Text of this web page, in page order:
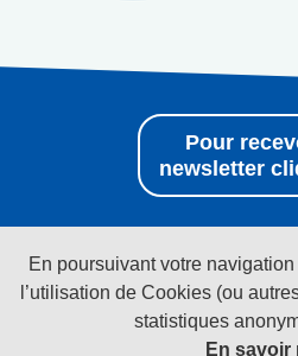
En poursuivant votre
l’utilisation de Cookies (ou
statistiques
En savoir
Pour
newsletter